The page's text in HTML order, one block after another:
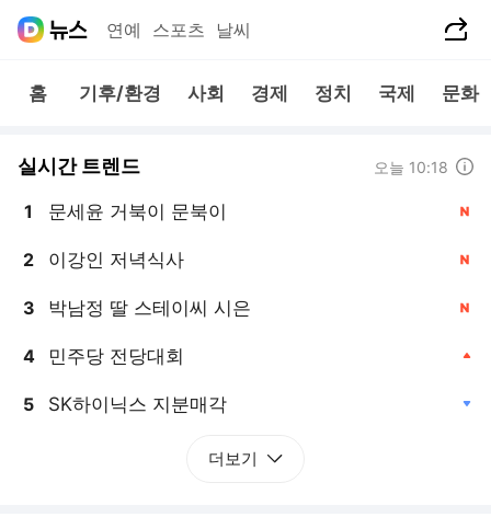
연예 스포츠 날씨
홈 기후/환경 사회 경제 정치 국제 문화
실시간 트렌드 오늘 10:18
1 문세윤 거북이 문북이
2 이강인 저녁식사
3 박남정 딸 스테이씨 시은
4 민주당 전당대회
5 SK하이닉스 지분매각
더보기